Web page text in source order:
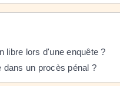
libre lors d'une enquête ?
dans un procès pénal ?